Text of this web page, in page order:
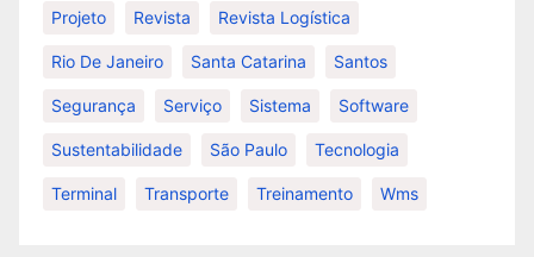
Projeto Revista Revista Logística
Rio De Janeiro Santa Catarina Santos
Segurança Serviço Sistema Software
Sustentabilidade São Paulo Tecnologia
Terminal Transporte Treinamento Wms